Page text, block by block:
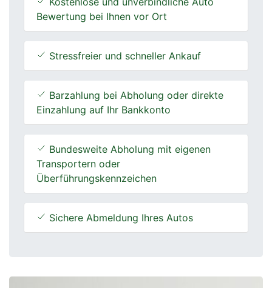
Bewertung bei Ihnen vor Ort
Stressfreier und schneller Ankauf
Barzahlung bei Abholung oder direkte
Einzahlung auf Ihr Bankkonto
Bundesweite Abholung mit eigenen
Transportern oder
Überführungskennzeichen
Sichere Abmeldung Ihres Autos